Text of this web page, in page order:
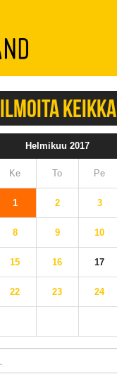
ILMOITA KEIKKA
Helmikuu 2017
Ke To Pe
1 2 3
8 9 10
15 16 17
22 23 24